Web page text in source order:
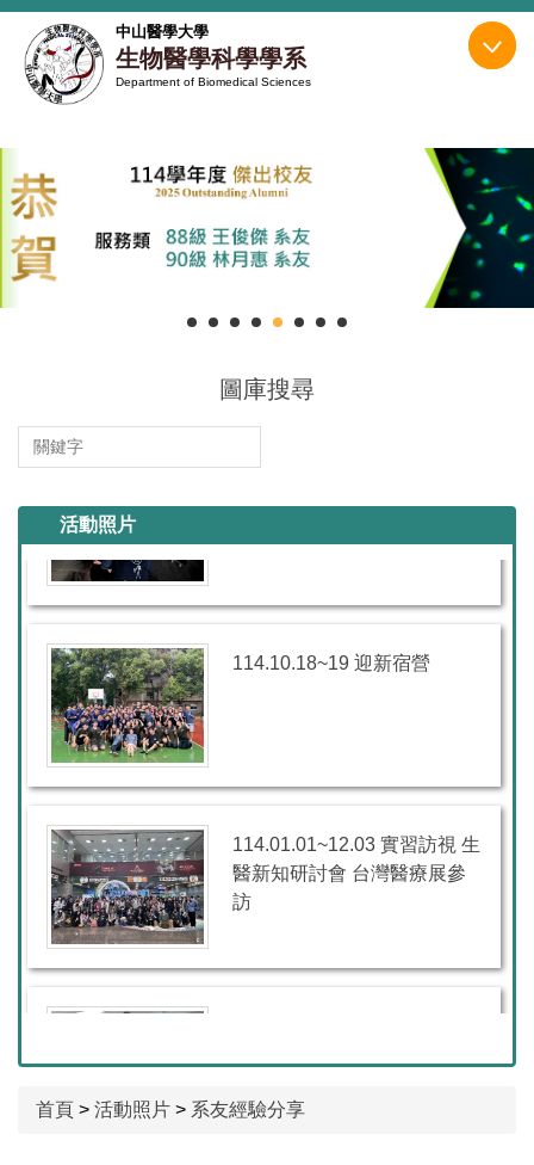
跳
到
主
區
中山醫學大學
生物醫學科學學系
Department of Biomedical Sciences
圖庫搜尋
活動照片
114.10.18~19 迎新宿營
114.01.01~12.03 實習訪視 生
醫新知研討會 台灣醫療展參
訪
首頁 > 活動照片 > 系友經驗分享